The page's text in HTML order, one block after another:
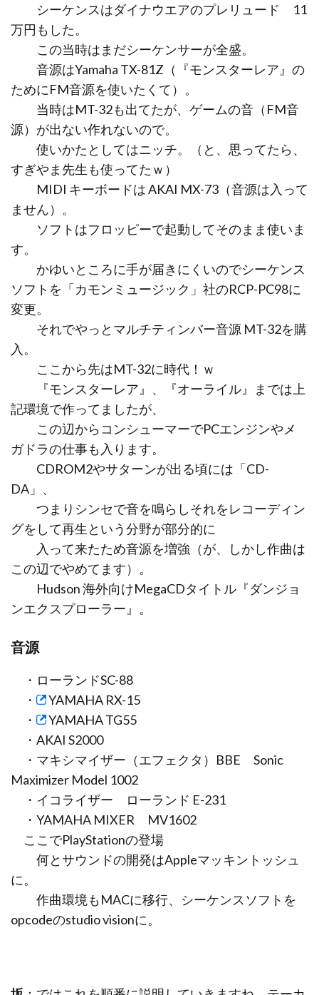
シーケンスはダイナウエアのプレリュード 11
万円もした。
この当時はまだシーケンサーが全盛。
音源はYamaha TX-81Z（『モンスターレア』の
ためにFM音源を使いたくて）。
当時はMT-32も出てたが、ゲームの音（FM音
源）が出ない作れないので。
使いかたとしてはニッチ。（と、思ってたら、
すぎやま先生も使ってたｗ）
MIDI キーボードは AKAI MX-73（音源は入って
ません）。
ソフトはフロッピーで起動してそのまま使いま
す。
かゆいところに手が届きにくいのでシーケンス
ソフトを「カモンミュージック」社のRCP-PC98に
変更。
それでやっとマルチティンバー音源 MT-32を購
入。
ここから先はMT-32に時代！ｗ
『モンスターレア』、『オーライル』までは上
記環境で作ってましたが、
この辺からコンシューマーでPCエンジンやメ
ガドラの仕事も入ります。
CDROM2やサターンが出る頃には「CD-
DA」、
つまりシンセで音を鳴らしそれをレコーディン
グをして再生という分野が部分的に
入って来たため音源を増強（が、しかし作曲は
この辺でやめてます）。
Hudson 海外向けMegaCDタイトル『ダンジョ
ンエクスプローラー』。
音源
・ローランドSC-88
・
YAMAHA RX-15
・
YAMAHA TG55
・AKAI S2000
・マキシマイザー（エフェクタ）BBE Sonic
Maximizer Model 1002
・イコライザー ローランド E-231
・YAMAHA MIXER MV1602
ここでPlayStationの登場
何とサウンドの開発はAppleマッキントッシュ
に。
作曲環境もMACに移行、シーケンスソフトを
opcodeのstudio visionに。